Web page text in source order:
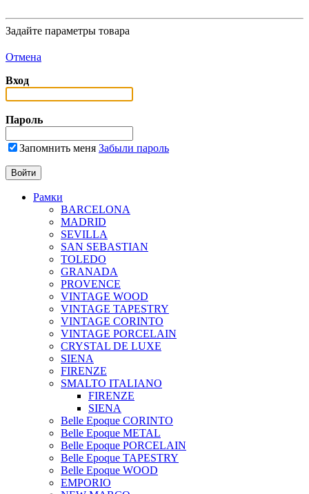
Задайте параметры товара
Отмена
Вход
Пароль
Запомнить меня Забыли пароль
Рамки
BARCELONA
MADRID
SEVILLA
SAN SEBASTIAN
TOLEDO
GRANADA
PROVENCE
VINTAGE WOOD
VINTAGE TAPESTRY
VINTAGE CORINTO
VINTAGE PORCELAIN
CRYSTAL DE LUXE
SIENA
FIRENZE
SMALTO ITALIANO
FIRENZE
SIENA
Belle Epoque CORINTO
Belle Epoque METAL
Belle Epoque PORCELAIN
Belle Epoque TAPESTRY
Belle Epoque WOOD
EMPORIO